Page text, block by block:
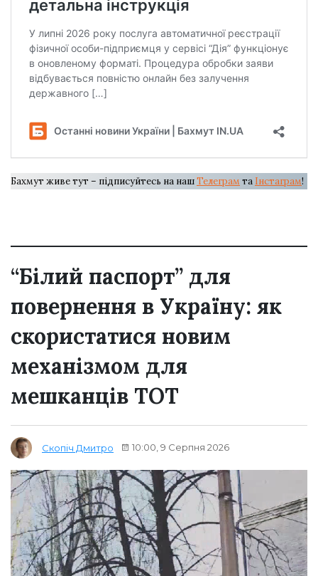
Бахмут живе тут – підписуйтесь на нашТелеграм та Інстаграм!
“Білий паспорт” для
повернення в Україну: як
скористатися новим
механізмом для
мешканців ТОТ
Скопіч Дмитро 10:00, 9 Серпня 2026